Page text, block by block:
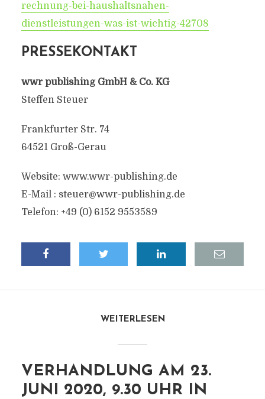
rechnung-bei-haushaltsnahen-
dienstleistungen-was-ist-wichtig-42708
PRESSEKONTAKT
wwr publishing GmbH & Co. KG
Steffen Steuer
Frankfurter Str. 74
64521 Groß-Gerau
Website: www.wwr-publishing.de
E-Mail : steuer@wwr-publishing.de
Telefon: +49 (0) 6152 9553589
WEITERLESEN
VERHANDLUNG AM 23.
JUNI 2020, 9.30 UHR IN